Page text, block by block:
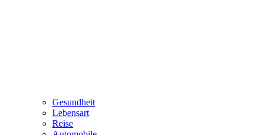
Gesundheit
Lebensart
Reise